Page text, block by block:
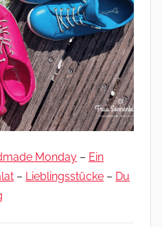
Monday – Ein
– Lieblingsstücke – Du